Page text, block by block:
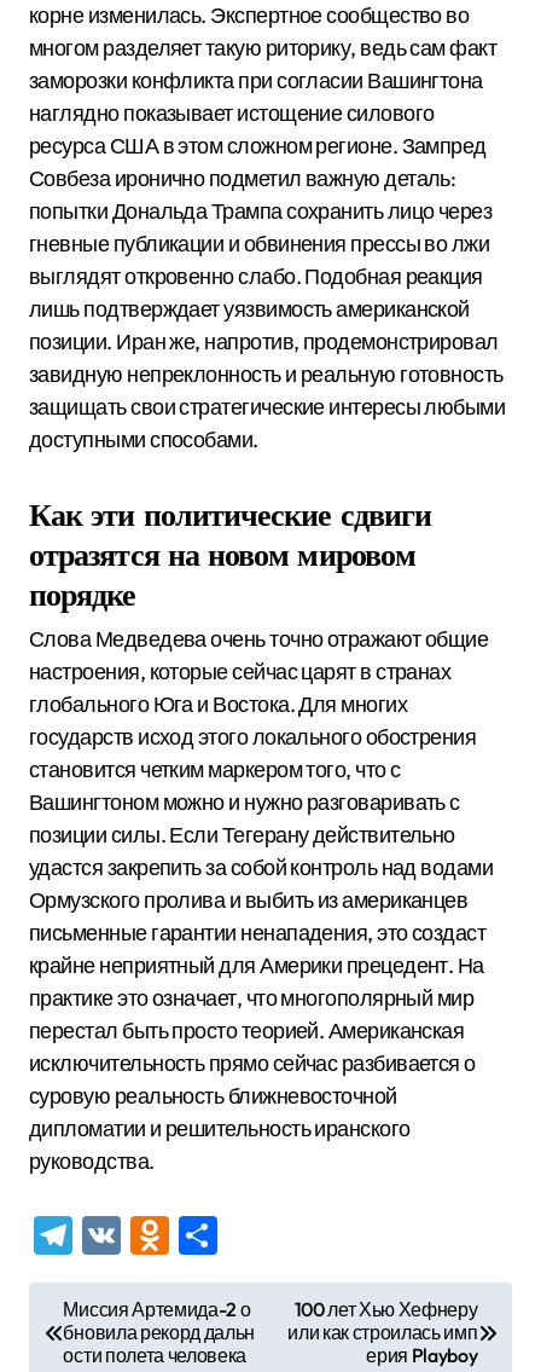
корне изменилась. Экспертное сообщество во
многом разделяет такую риторику, ведь сам факт
заморозки конфликта при согласии Вашингтона
наглядно показывает истощение силового
ресурса США в этом сложном регионе. Зампред
Совбеза иронично подметил важную деталь:
попытки Дональда Трампа сохранить лицо через
гневные публикации и обвинения прессы во лжи
выглядят откровенно слабо. Подобная реакция
лишь подтверждает уязвимость американской
позиции. Иран же, напротив, продемонстрировал
завидную непреклонность и реальную готовность
защищать свои стратегические интересы любыми
доступными способами.
Как эти политические сдвиги
отразятся на новом мировом
порядке
Слова Медведева очень точно отражают общие
настроения, которые сейчас царят в странах
глобального Юга и Востока. Для многих
государств исход этого локального обострения
становится четким маркером того, что с
Вашингтоном можно и нужно разговаривать с
позиции силы. Если Тегерану действительно
удастся закрепить за собой контроль над водами
Ормузского пролива и выбить из американцев
письменные гарантии ненападения, это создаст
крайне неприятный для Америки прецедент. На
практике это означает, что многополярный мир
перестал быть просто теорией. Американская
исключительность прямо сейчас разбивается о
суровую реальность ближневосточной
дипломатии и решительность иранского
руководства.
Telegram
VK Odnoklassniki
Миссия Артемида-2 о
бновила рекорд дальн
ости полета человека
100 лет Хью Хефнеру
или как строилась имп
ерия Playboy